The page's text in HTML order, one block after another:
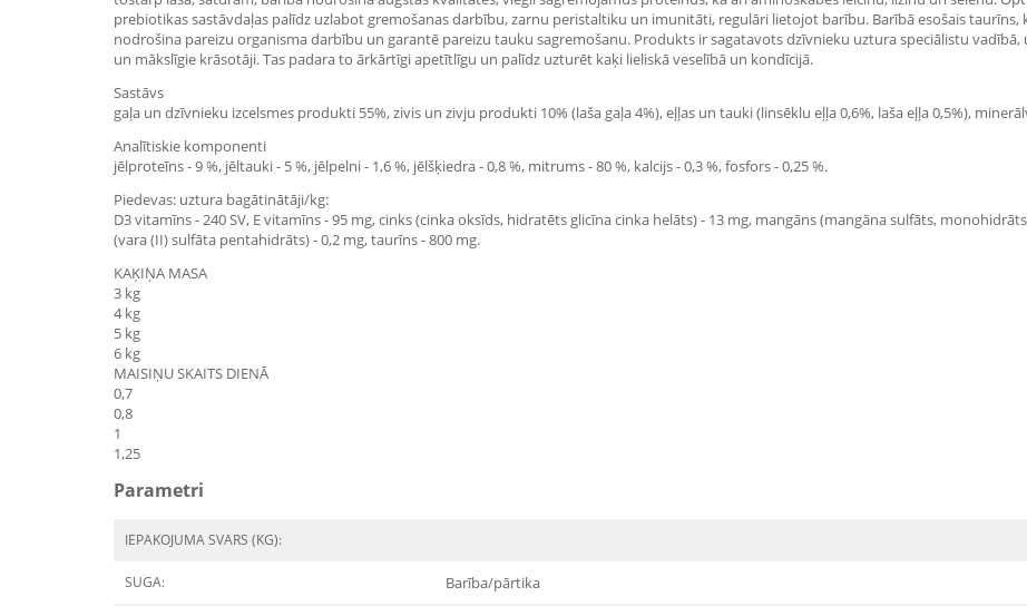
prebiotikas sastāvdaļas palīdz uzlabot gremošanas darbību, zarnu peristaltiku un imunitāti, regulāri lietojot barību. Barībā esošais taurīns,
nodrošina pareizu organisma darbību un garantē pareizu tauku sagremošanu. Produkts ir sagatavots dzīvnieku uztura speciālistu
un mākslīgie krāsotāji. Tas padara to ārkārtīgi apetītlīgu un palīdz uzturēt kaķi lieliskā veselībā un kondīcijā.
Sastāvs
gaļa un dzīvnieku izcelsmes produkti 55%, zivis un zivju produkti 10% (laša gaļa 4%), eļļas un tauki (linsēklu eļļa 0,6%, laša eļļa 0,5%),
Analītiskie komponenti
jēlproteīns - 9 %, jēltauki - 5 %, jēlpelni - 1,6 %, jēlšķiedra - 0,8 %, mitrums - 80 %, kalcijs - 0,3 %, fosfors - 0,25 %.
Piedevas: uztura bagātinātāji/kg:
D3 vitamīns - 240 SV, E vitamīns - 95 mg, cinks (cinka oksīds, hidratēts glicīna cinka helāts) - 13 mg, mangāns (mangāna sulfāts,
(vara (II) sulfāta pentahidrāts) - 0,2 mg, taurīns - 800 mg.
KAĶIŅA MASA
3 kg
4 kg
5 kg
6 kg
MAISIŅU SKAITS DIENĀ
0,7
0,8
1
1,25
Parametri
IEPAKOJUMA SVARS (KG):
SUGA: Barība/pārtika